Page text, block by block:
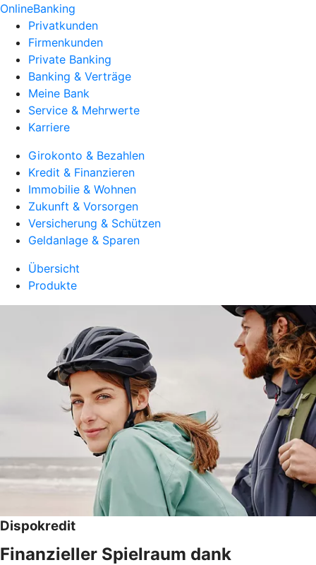
OnlineBanking
Privatkunden
Firmenkunden
Private Banking
Banking & Verträge
Meine Bank
Service & Mehrwerte
Karriere
Girokonto & Bezahlen
Kredit & Finanzieren
Immobilie & Wohnen
Zukunft & Vorsorgen
Versicherung & Schützen
Geldanlage & Sparen
Übersicht
Produkte
Dispokredit
Finanzieller Spielraum dank